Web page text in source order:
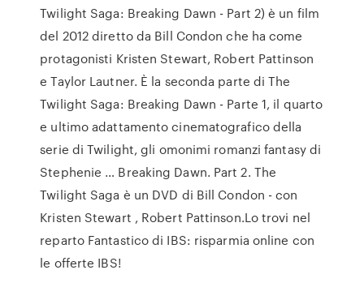
Twilight Saga: Breaking Dawn - Part 2) è un film
del 2012 diretto da Bill Condon che ha come
protagonisti Kristen Stewart, Robert Pattinson
e Taylor Lautner. È la seconda parte di The
Twilight Saga: Breaking Dawn - Parte 1, il quarto
e ultimo adattamento cinematografico della
serie di Twilight, gli omonimi romanzi fantasy di
Stephenie … Breaking Dawn. Part 2. The
Twilight Saga è un DVD di Bill Condon - con
Kristen Stewart , Robert Pattinson.Lo trovi nel
reparto Fantastico di IBS: risparmia online con
le offerte IBS!